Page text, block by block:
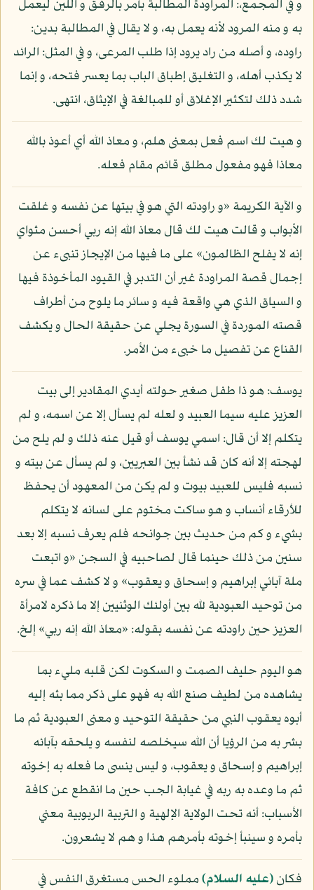
و في المجمع،: المراودة المطالبة بأمر بالرفق و اللين ليعمل
به و منه المرود لأنه يعمل به، و لا يقال في المطالبة بدين:
راوده، و أصله من راد يرود إذا طلب المرعى، و في المثل: الرائد
لا يكذب أهله، و التغليق إطباق الباب بما يعسر فتحه، و إنما
شدد ذلك لتكثير الإغلاق أو للمبالغة في الإيثاق، انتهى.
و هيت لك اسم فعل بمعنى هلم، و معاذ الله أي أعوذ بالله
معاذا فهو مفعول مطلق قائم مقام فعله.
و الآية الكريمة «و راودته التي هو في بيتها عن نفسه و غلقت
الأبواب و قالت هيت لك قال معاذ الله إنه ربي أحسن مثواي
إنه لا يفلح الظالمون» على ما فيها من الإيجاز تنبىء عن
إجمال قصة المراودة غير أن التدبر في القيود المأخوذة فيها
و السياق الذي هي واقعة فيه و سائر ما يلوح من أطراف
قصته الموردة في السورة يجلي عن حقيقة الحال و يكشف
القناع عن تفصيل ما خبىء من الأمر.
يوسف: هو ذا طفل صغير حولته أيدي المقادير إلى بيت
العزيز عليه سيما العبيد و لعله لم يسأل إلا عن اسمه، و لم
يتكلم إلا أن قال: اسمي يوسف أو قيل عنه ذلك و لم يلح من
لهجته إلا أنه كان قد نشأ بين العبريين، و لم يسأل عن بيته و
نسبه فليس للعبيد بيوت و لم يكن من المعهود أن يحفظ
للأرقاء أنساب و هو ساكت مختوم على لسانه لا يتكلم
بشيء و كم من حديث بين جوانحه فلم يعرف نسبه إلا بعد
سنين من ذلك حينما قال لصاحبيه في السجن «و اتبعت
ملة آبائي إبراهيم و إسحاق و يعقوب» و لا كشف عما في سره
من توحيد العبودية لله بين أولئك الوثنيين إلا ما ذكره لامرأة
العزيز حين راودته عن نفسه بقوله: «معاذ الله إنه ربي» إلخ.
هو اليوم حليف الصمت و السكوت لكن قلبه مليء بما
يشاهده من لطيف صنع الله به فهو على ذكر مما بثه إليه
أبوه يعقوب النبي من حقيقة التوحيد و معنى العبودية ثم ما
بشر به من الرؤيا أن الله سيخلصه لنفسه و يلحقه بآبائه
إبراهيم و إسحاق و يعقوب، و ليس ينسى ما فعله به إخوته
ثم ما وعده به ربه في غيابة الجب حين ما انقطع عن كافة
الأسباب: أنه تحت الولاية الإلهية و التربية الربوبية معني
بأمره و سينبأ إخوته بأمرهم هذا و هم لا يشعرون.
فكان(عليه السلام)مملوء الحس مستغرق النفس في